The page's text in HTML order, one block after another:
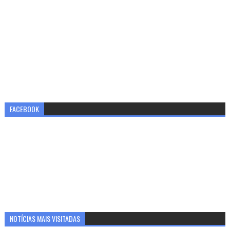
FACEBOOK
NOTÍCIAS MAIS VISITADAS